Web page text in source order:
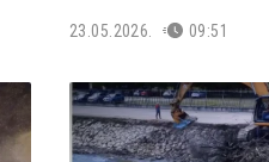
23.05.2026. 09:51